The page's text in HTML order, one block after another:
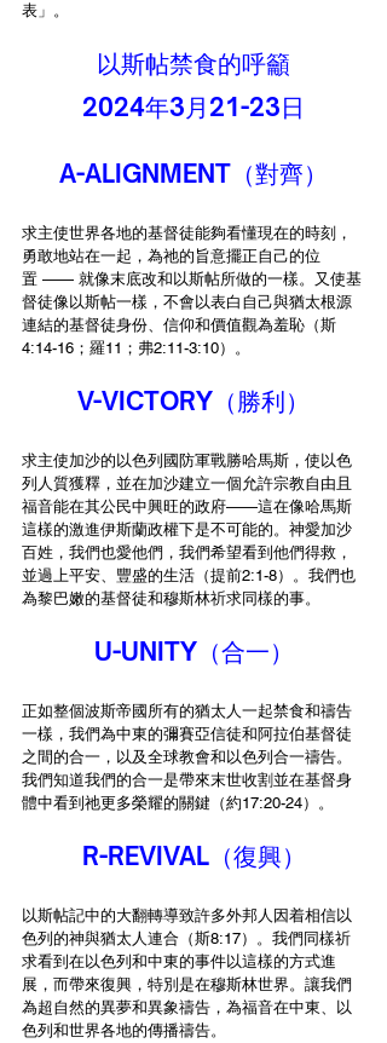
表」。
以斯帖禁食的呼籲
2024年3月21-23日
A-ALIGNMENT（對齊）
求主使世界各地的基督徒能夠看懂現在的時刻，
勇敢地站在一起，為祂的旨意擺正自己的位
置 —— 就像末底改和以斯帖所做的一樣。又使基
督徒像以斯帖一樣，不會以表白自己與猶太根源
連結的基督徒身份、信仰和價值觀為羞恥（斯
4:14-16；羅11；弗2:11-3:10）。
V-VICTORY（勝利）
求主使加沙的以色列國防軍戰勝哈馬斯，使以色
列人質獲釋，並在加沙建立一個允許宗教自由且
福音能在其公民中興旺的政府——這在像哈馬斯
這樣的激進伊斯蘭政權下是不可能的。神愛加沙
百姓，我們也愛他們，我們希望看到他們得救，
並過上平安、豐盛的生活（提前2:1-8）。我們也
為黎巴嫩的基督徒和穆斯林祈求同樣的事。
U-UNITY（合一）
正如整個波斯帝國所有的猶太人一起禁食和禱告
一樣，我們為中東的彌賽亞信徒和阿拉伯基督徒
之間的合一，以及全球教會和以色列合一禱告。
我們知道我們的合一是帶來末世收割並在基督身
體中看到祂更多榮耀的關鍵（約17:20-24）。
R-REVIVAL（復興）
以斯帖記中的大翻轉導致許多外邦人因着相信以
色列的神與猶太人連合（斯8:17）。我們同樣祈
求看到在以色列和中東的事件以這樣的方式進
展，而帶來復興，特別是在穆斯林世界。讓我們
為超自然的異夢和異象禱告，為福音在中東、以
色列和世界各地的傳播禱告。